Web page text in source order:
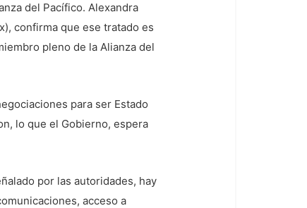
del Pacífico. Alexandra
confirma que ese tratado es
pleno de la Alianza del
para ser Estado
lo que el Gobierno, espera
por las autoridades, hay
acceso a